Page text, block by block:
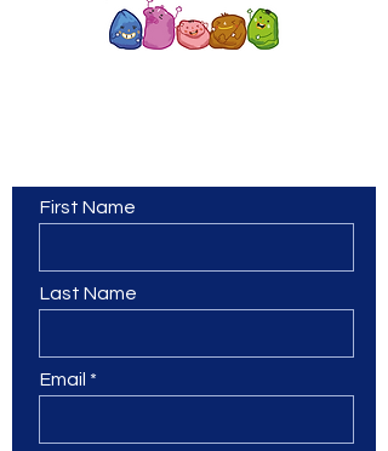
First Name
Last Name
Email